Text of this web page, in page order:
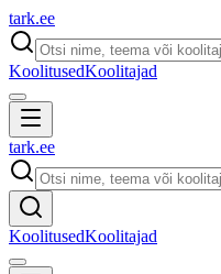
tark.ee
KoolitusedKoolitajad
tark.ee
KoolitusedKoolitajad